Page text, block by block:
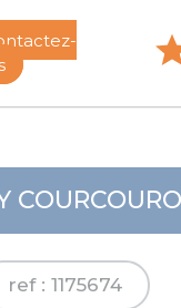
ref : 1175674